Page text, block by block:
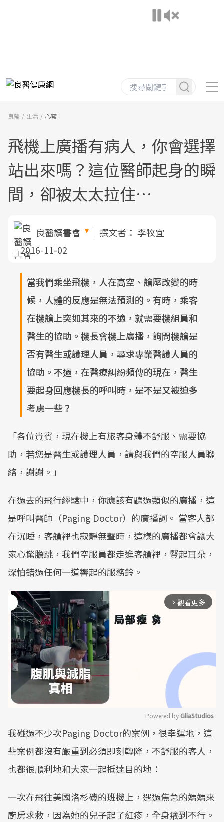
良醫 生活 心靈
飛機上廣播有病人，你會選擇
站出來嗎？這位醫師起身的瞬
間，卻被太太拉住…
良醫讀書會 撰文者： 李牧宜
2016-11-02
當我們乘坐飛機，人在高空、艙壓改變的時
候，人體的反應是無法預測的。有時，乘客
在機艙上突如其來的不適，就需要機組員和
醫生的協助。機長會機上廣播，詢問機艙是
否有醫生或護理人員，尋求專業醫護人員的
協助。不過，在醫療糾紛頻傳的現在，醫生
要起身回應機長的呼叫時，是不是又被迫多
考慮一些？
「各位貴賓，現在機上有旅客身體不舒服、需要協
助，若您是醫生或護理人員，請與我們的空服人員聯
絡，謝謝。」
在過去的飛行經驗中，你應該有聽過類似的廣播，這
是呼叫醫師（Paging Doctor）的廣播詞。 當客人都
在沉睡，客艙裡也寂靜無聲時，這樣的廣播都會讓大
家心驚膽跳，我們空服員都走進客艙裡，豎起耳朵，
深怕錯過任何一道響起的服務鈴。
arrow_forward_ios 觀看更多
Mute
Powered by GliaStudios
我碰過不少次Paging Doctor的案例，很幸運地，這
些案例都沒有嚴重到必須即刻轉降，不舒服的客人，
也都很順利地和大家一起抵達目的地：
一次在飛往美國洛杉磯的班機上，遇過焦急的媽媽來
廚房求救，因為她的兒子起了紅疹，全身癢到不行。